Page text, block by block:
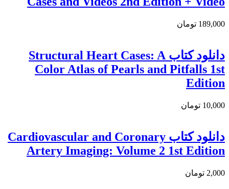
189,000 تومان
دانلود كتاب Structural Heart Cases: A
Color Atlas of Pearls and Pitfalls 1st
Edition
10,000 تومان
دانلود كتاب Cardiovascular and Coronary
Artery Imaging: Volume 2 1st Edition
2,000 تومان